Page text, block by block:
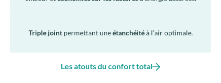
Triple jointpermettant uneétanchéitéà l’air optimale.
Les atouts du confort total